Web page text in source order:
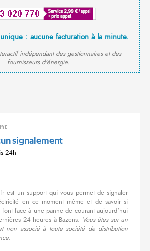
: aucune facturation à la minute.
indépendant des gestionnaires et des
fournisseurs d'énergie.
signalement
24h
est un support qui vous permet de signaler
en ce moment même et de savoir si
font face à une panne de courant aujourd'hui
24 heures à Bazens. Vous êtes sur un
non associé à toute société de distribution